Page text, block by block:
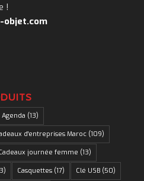
!
objet.com
Agenda (13)
d'entreprises Maroc(109)
journée femme (13)
Casquettes(17) Clé USB(50)